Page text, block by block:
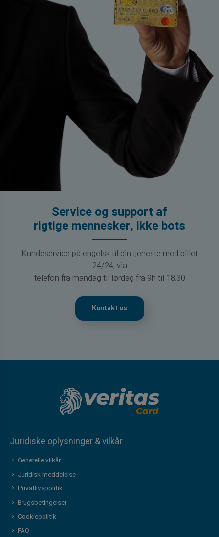
Service og support af
rigtige mennesker, ikke bots
Kundeservice på engelsk til din tjeneste med billet
24/24, via
telefon fra mandag til lørdag fra 9h til 18.30
Kontakt os
Juridiske oplysninger & vilkår
Generelle vilkår
Juridisk meddelelse
Privatlivspolitik
Brugsbetingelser
Cookiepolitik
FAQ